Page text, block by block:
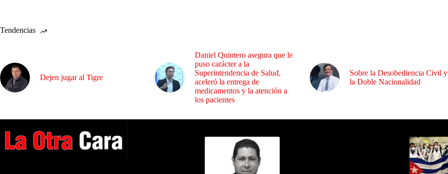
Tendencias
Dejen jugar al Tigre
Daniel Quintero asegura que le
puso carácter a la
Superintendencia de Salud,
aceleró la entrega de
medicamentos y la atención a
los pacientes
Sobre la Desobediencia Civil y
la Doble Nacionalidad